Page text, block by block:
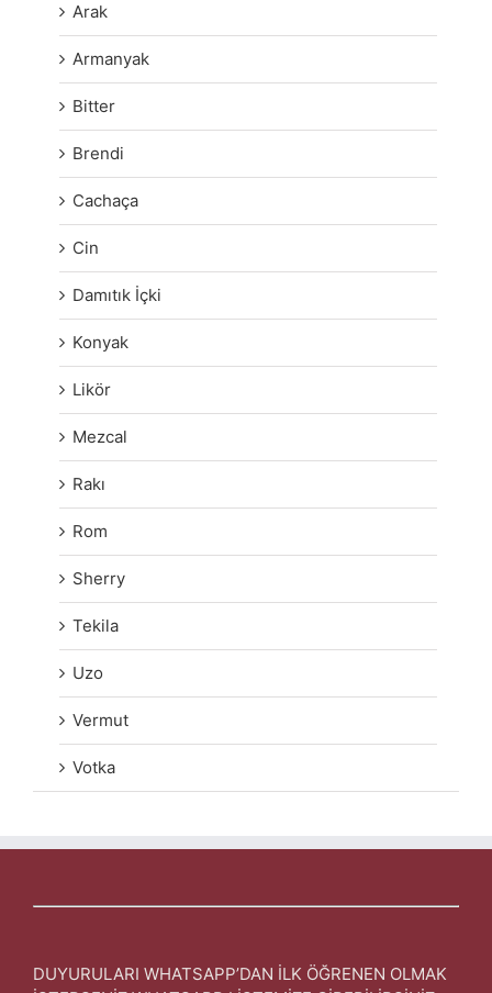
Arak
Armanyak
Bitter
Brendi
Cachaça
Cin
Damıtık İçki
Konyak
Likör
Mezcal
Rakı
Rom
Sherry
Tekila
Uzo
Vermut
Votka
DUYURULARI WHATSAPP’DAN İLK ÖĞRENEN OLMAK